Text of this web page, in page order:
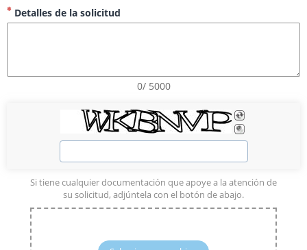
Detalles de la solicitud
0/ 5000
Si tiene cualquier documentación que apoye a la atención de
su solicitud, adjúntela con el botón de abajo.